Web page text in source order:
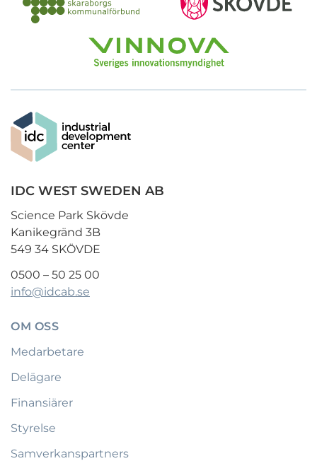
IDC WEST SWEDEN AB
Science Park Skövde
Kanikegränd 3B
549 34 SKÖVDE
0500 – 50 25 00
info@idcab.se
OM OSS
Medarbetare
Delägare
Finansiärer
Styrelse
Samverkanspartners